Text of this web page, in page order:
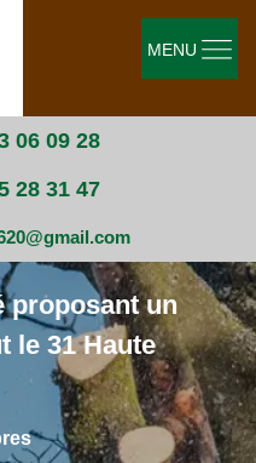
06 09 28
28 31 47
MENU
proposant un
le 31 Haute